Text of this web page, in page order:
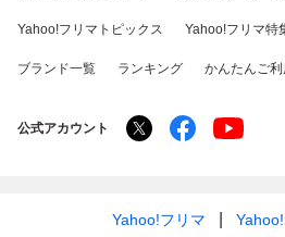
Yahoo!フリマトピックス Yahoo!フリマ特
ブランド一覧 ランキング かんたんご
公式アカウント
Yahoo!フリマ